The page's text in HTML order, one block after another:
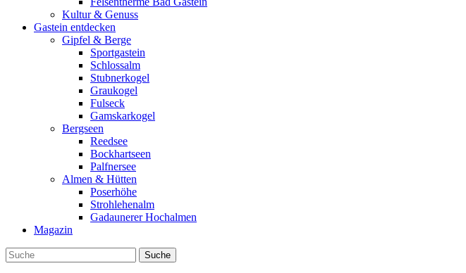
Kultur & Genuss
Gastein entdecken
Gipfel & Berge
Sportgastein
Schlossalm
Stubnerkogel
Graukogel
Fulseck
Gamskarkogel
Bergseen
Reedsee
Bockhartseen
Palfnersee
Almen & Hütten
Poserhöhe
Strohlehenalm
Gadaunerer Hochalmen
Magazin